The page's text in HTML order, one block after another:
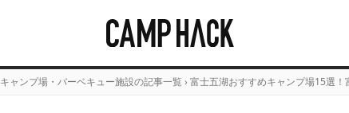
キャンプ場・バーベキュー施設の記事一覧 › 富士五湖おすすめキャンプ場15選！